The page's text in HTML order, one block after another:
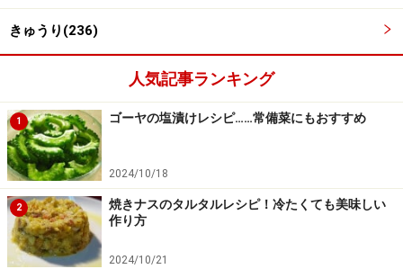
塩加減に気をつけて調味する
チリパウダー、パプリカパウダー、水煮トマトを加え、
トマトをつぶしながら混ぜる。味見をして塩で調味をす
る（ゆで蛸に塩味がついているので、それを考えて塩を
少しずつ加えて味を調える）。
きゅうり(236)
人気記事ランキング
1 ゴーヤの塩漬けレシピ……常備菜にもおすすめ
2024/10/18
2
焼きナスのタルタルレシピ！冷たくても美味しい
作り方
2024/10/21